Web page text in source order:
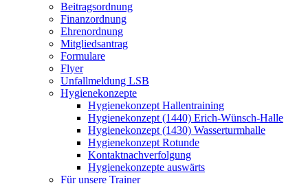
Beitragsordnung
Finanzordnung
Ehrenordnung
Mitgliedsantrag
Formulare
Flyer
Unfallmeldung LSB
Hygienekonzepte
Hygienekonzept Hallentraining
Hygienekonzept (1440) Erich-Wünsch-Halle
Hygienekonzept (1430) Wasserturmhalle
Hygienekonzept Rotunde
Kontaktnachverfolgung
Hygienekonzepte auswärts
Für unsere Trainer